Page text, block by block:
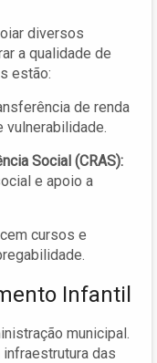
diversos
a qualidade de
estão:
de renda
vulnerabilidade.
Social (CRAS):
e apoio a
cursos e
Infantil
municipal.
das